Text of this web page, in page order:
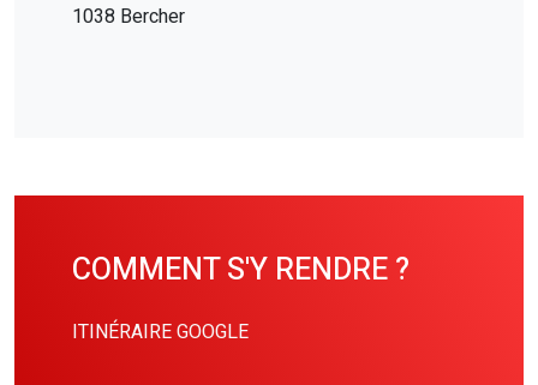
1038 Bercher
COMMENT S'Y RENDRE ?
ITINÉRAIRE GOOGLE